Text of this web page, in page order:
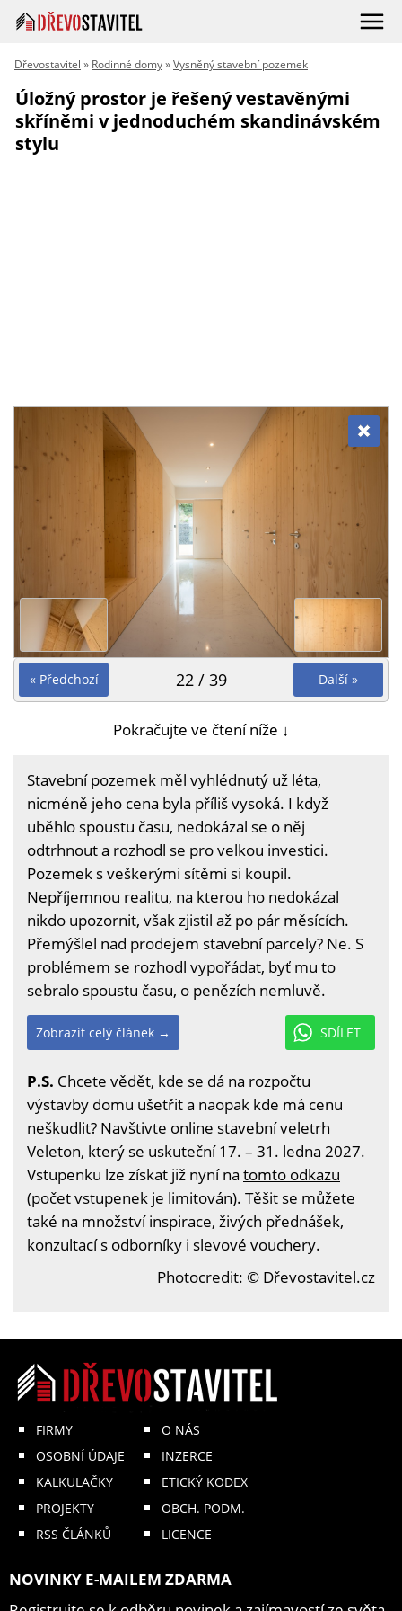
Dřevostavitel » Rodinné domy»Vysněný stavební pozemek
Úložný prostor je řešený vestavěnými
skříněmi v jednoduchém skandinávském
stylu
« Předchozí Další »
22 / 39
Pokračujte ve čtení níže ↓
Stavební pozemek měl vyhlédnutý už léta,
nicméně jeho cena byla příliš vysoká. I když
uběhlo spoustu času, nedokázal se o něj
odtrhnout a rozhodl se pro velkou investici.
Pozemek s veškerými sítěmi si koupil.
Nepříjemnou realitu, na kterou ho nedokázal
nikdo upozornit, však zjistil až po pár měsících.
Přemýšlel nad prodejem stavební parcely? Ne. S
problémem se rozhodl vypořádat, byť mu to
sebralo spoustu času, o penězích nemluvě.
SDÍLET
Zobrazit celý článek →
P.S. Chcete vědět, kde se dá na rozpočtu
výstavby domu ušetřit a naopak kde má cenu
neškudlit? Navštivte online stavební veletrh
Veleton, který se uskuteční 17. – 31. ledna 2027.
Vstupenku lze získat již nyní na tomto odkazu
(počet vstupenek je limitován). Těšit se můžete
také na množství inspirace, živých přednášek,
konzultací s odborníky i slevové vouchery.
Photocredit: © Dřevostavitel.cz
FIRMY
OSOBNÍ ÚDAJE
KALKULAČKY
PROJEKTY
RSS ČLÁNKŮ
O NÁS
INZERCE
ETICKÝ KODEX
OBCH. PODM.
LICENCE
NOVINKY E-MAILEM ZDARMA